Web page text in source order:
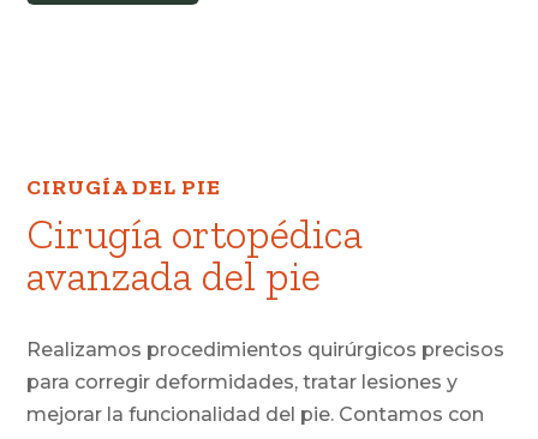
CIRUGÍA DEL PIE
Cirugía ortopédica
avanzada del pie
Realizamos procedimientos quirúrgicos precisos
para corregir deformidades, tratar lesiones y
mejorar la funcionalidad del pie. Contamos con